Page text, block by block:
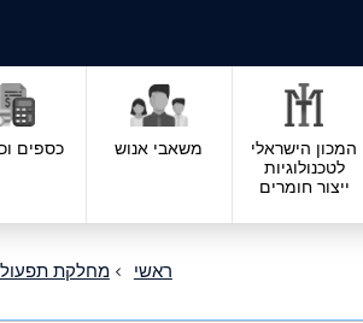
המכון הישראלי
לטכנולוגיות
ייצור חומרים
משאבי אנוש כספים
ראשי מחלקת תפעול